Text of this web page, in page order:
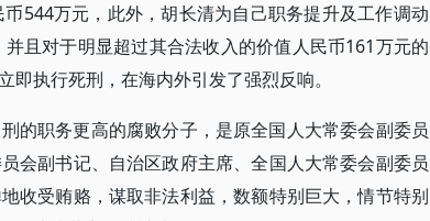
544万元，此外，胡长清为自己职务提升及工作调动
且对于明显超过其合法收入的价值人民币161万元的
执行死刑，在海内外引发了强烈反响。
的职务更高的腐败分子，是原全国人大常委会副委员
会副书记、自治区政府主席、全国人大常委会副委员
收受贿赂，谋取非法利益，数额特别巨大，情节特别